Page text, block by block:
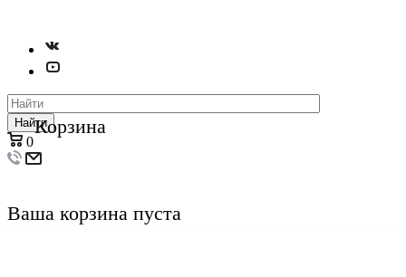
Найти
0
Корзина
Ваша корзина пуста